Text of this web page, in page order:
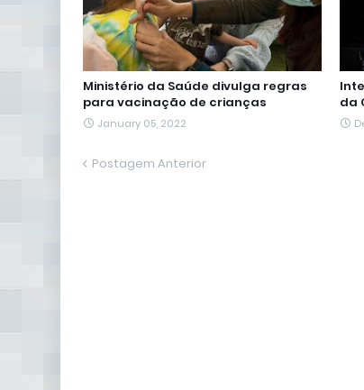
Ministério da Saúde divulga regras
para vacinação de crianças
January 05, 2022
da
Postagem Anterior